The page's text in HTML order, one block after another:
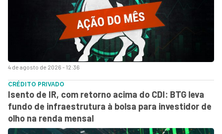
4 de agosto de 2026 - 12:36
CRÉDITO PRIVADO
Isento de IR, com retorno acima do CDI: BTG leva
fundo de infraestrutura à bolsa para investidor de
olho na renda mensal